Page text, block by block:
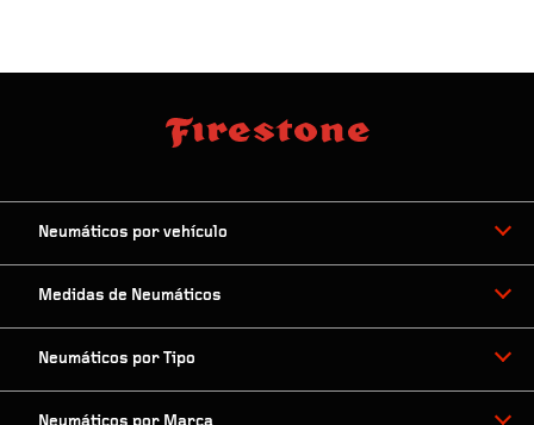
Neumáticos por vehículo
Medidas de Neumáticos
Neumáticos por Tipo